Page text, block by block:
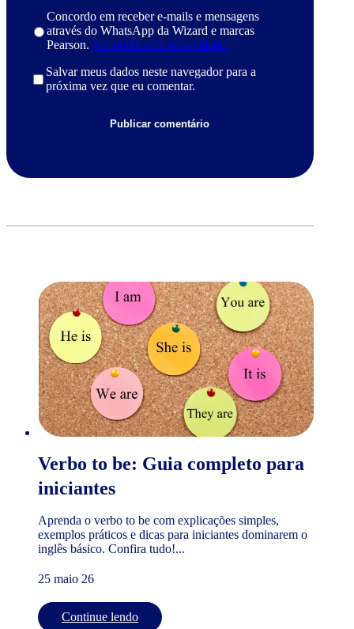
Concordo em receber e-mails e mensagens
através do WhatsApp da Wizard e marcas
Pearson. Ver política de privacidade.
Salvar meus dados neste navegador para a
próxima vez que eu comentar.
Verbo to be: Guia completo para
iniciantes
Aprenda o verbo to be com explicações simples,
exemplos práticos e dicas para iniciantes dominarem o
inglês básico. Confira tudo!...
25 maio 26
Continue lendo